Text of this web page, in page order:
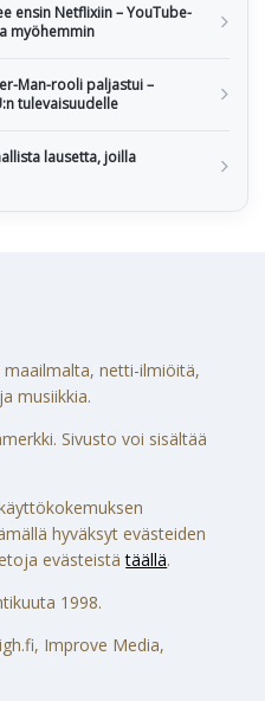
ensin Netflixiin – YouTube-
myöhemmin
Man-rooli paljastui –
tulevaisuudelle
lausetta, joilla
netti-ilmiöitä,
musiikkia.
Sivusto voi sisältää
hyväksyt evästeiden
evästeistätäällä.
1998.
Improve Media,